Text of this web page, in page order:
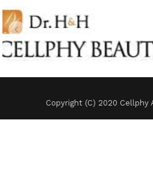
Copyright (C) 2020 Cellphy